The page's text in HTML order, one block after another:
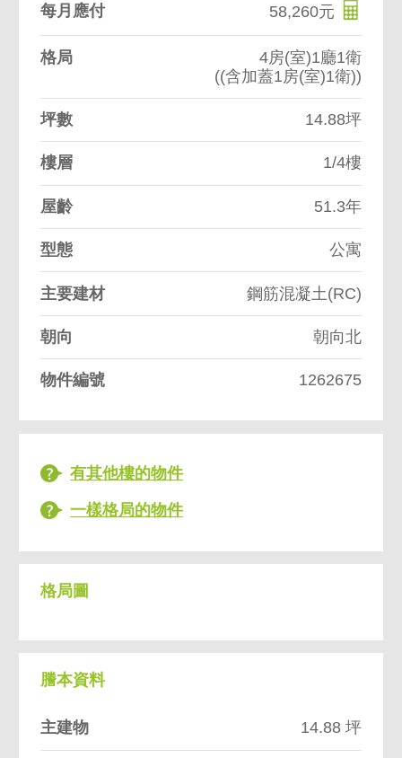
每月應付 58,260元
格局
4房(室)1廳1衛
((含加蓋1房(室)1衛))
坪數 14.88坪
樓層 1/4樓
屋齡 51.3年
型態 公寓
主要建材 鋼筋混凝土(RC)
朝向 朝向北
物件編號 1262675
有其他樓的物件
一樣格局的物件
格局圖
謄本資料
主建物 14.88 坪